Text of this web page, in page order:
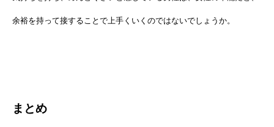
余裕を持って接することで上手くいくのではないでしょうか。
まとめ